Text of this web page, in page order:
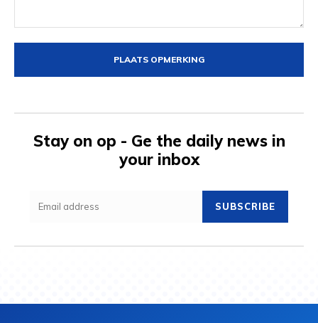
Stay on op - Ge the daily news in
your inbox
SUBSCRIBE